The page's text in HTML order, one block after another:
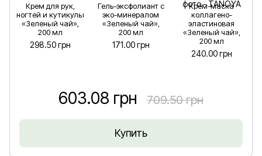
Крем для рук,
ногтей и кутикулы
«Зеленый чай»,
200 мл
298.50 грн
Гель-эксфолиант с
эко-минералом
«Зеленый чай»,
200 мл
171.00 грн
Крем-маска
коллагено-
эластиновая
«Зеленый чай»,
200 мл
240.00 грн
603.08 грн 709.50 грн
Купить